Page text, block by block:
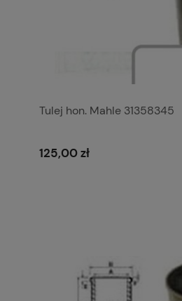
Tulej hon. Mahle 31358345
125,00 zł